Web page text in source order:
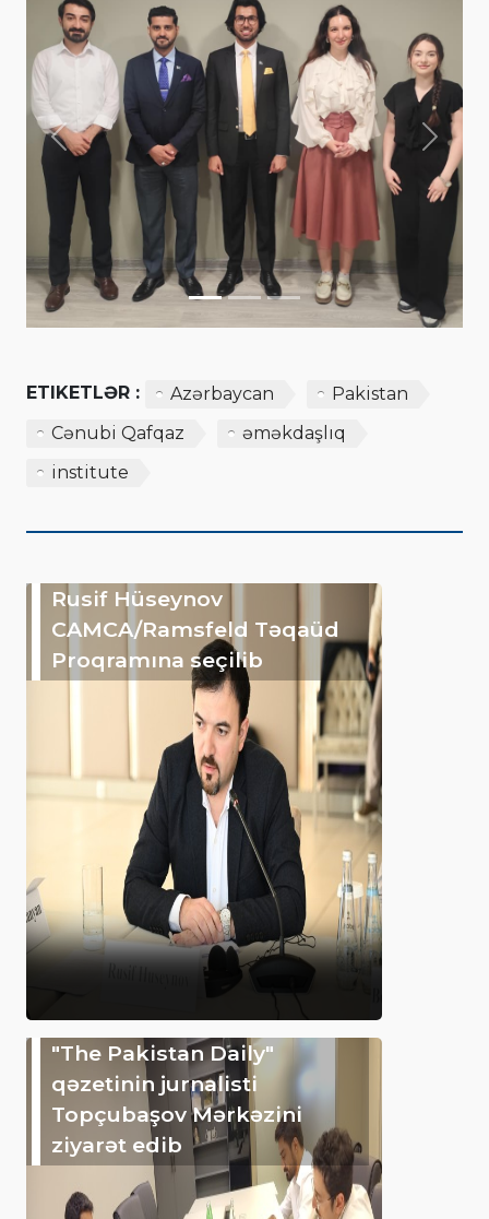
Previous Next
ETIKETLƏR : Azərbaycan
Pakistan
Cənubi Qafqaz
əməkdaşlıq
institute
Rusif Hüseynov
CAMCA/Ramsfeld Təqaüd
Proqramına seçilib
"The Pakistan Daily"
qəzetinin jurnalisti
Topçubaşov Mərkəzini
ziyarət edib